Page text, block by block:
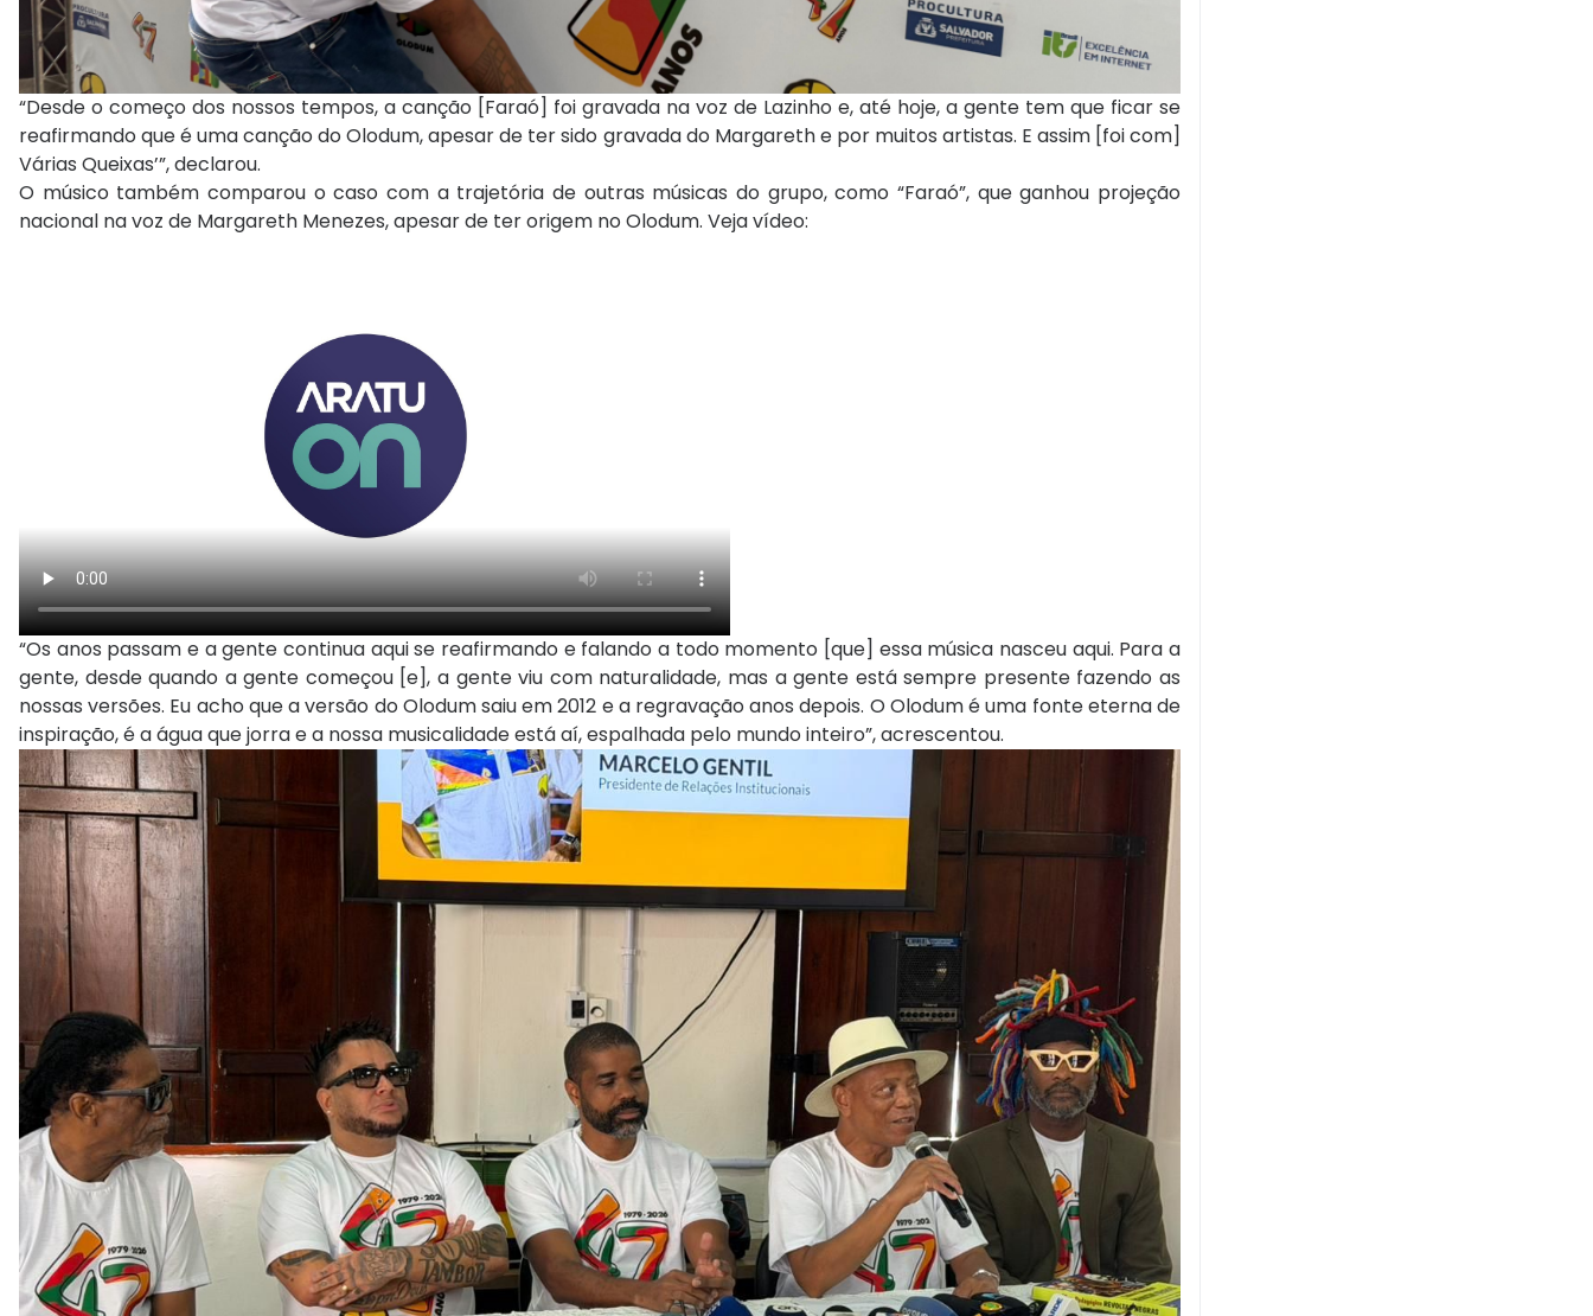
“Desde o começo dos nossos tempos, a canção [Faraó] foi gravada na voz de Lazinho e, até hoje, a gente tem que ficar se
reafirmando que é uma canção do Olodum, apesar de ter sido gravada do Margareth e por muitos artistas. E assim [foi com]
Várias Queixas’”, declarou.
O músico também comparou o caso com a trajetória de outras músicas do grupo, como “Faraó”, que ganhou projeção
nacional na voz de Margareth Menezes, apesar de ter origem no Olodum. Veja vídeo:
“Os anos passam e a gente continua aqui se reafirmando e falando a todo momento [que] essa música nasceu aqui. Para a
gente, desde quando a gente começou [e], a gente viu com naturalidade, mas a gente está sempre presente fazendo as
nossas versões. Eu acho que a versão do Olodum saiu em 2012 e a regravação anos depois. O Olodum é uma fonte eterna de
inspiração, é a água que jorra e a nossa musicalidade está aí, espalhada pelo mundo inteiro”, acrescentou.